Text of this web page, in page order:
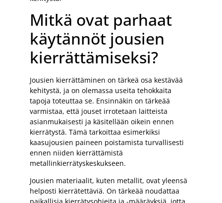
Mitkä ovat parhaat
käytännöt jousien
kierrättämiseksi?
Jousien kierrättäminen on tärkeä osa kestävää
kehitystä, ja on olemassa useita tehokkaita
tapoja toteuttaa se. Ensinnäkin on tärkeää
varmistaa, että jouset irrotetaan laitteista
asianmukaisesti ja käsitellään oikein ennen
kierrätystä. Tämä tarkoittaa esimerkiksi
kaasujousien paineen poistamista turvallisesti
ennen niiden kierrättämistä
metallinkierrätyskeskukseen.
Jousien materiaalit, kuten metallit, ovat yleensä
helposti kierrätettäviä. On tärkeää noudattaa